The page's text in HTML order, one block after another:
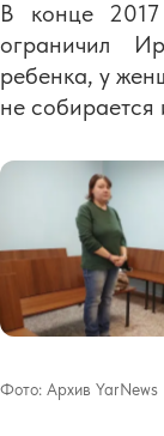
В конце
ограничил
ребенка, у
не собирается
Фото: Архив YarNews